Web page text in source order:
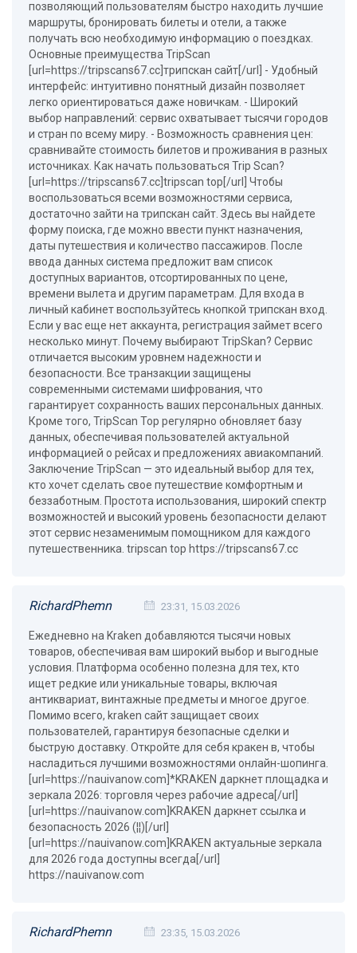
позволяющий пользователям быстро находить лучшие
маршруты, бронировать билеты и отели, а также
получать всю необходимую информацию о поездках.
Основные преимущества TripScan
[url=https://tripscans67.cc]трипскан сайт[/url] - Удобный
интерфейс: интуитивно понятный дизайн позволяет
легко ориентироваться даже новичкам. - Широкий
выбор направлений: сервис охватывает тысячи городов
и стран по всему миру. - Возможность сравнения цен:
сравнивайте стоимость билетов и проживания в разных
источниках. Как начать пользоваться Trip Scan?
[url=https://tripscans67.cc]tripscan top[/url] Чтобы
воспользоваться всеми возможностями сервиса,
достаточно зайти на трипскан сайт. Здесь вы найдете
форму поиска, где можно ввести пункт назначения,
даты путешествия и количество пассажиров. После
ввода данных система предложит вам список
доступных вариантов, отсортированных по цене,
времени вылета и другим параметрам. Для входа в
личный кабинет воспользуйтесь кнопкой трипскан вход.
Если у вас еще нет аккаунта, регистрация займет всего
несколько минут. Почему выбирают TripSkan? Сервис
отличается высоким уровнем надежности и
безопасности. Все транзакции защищены
современными системами шифрования, что
гарантирует сохранность ваших персональных данных.
Кроме того, TripScan Top регулярно обновляет базу
данных, обеспечивая пользователей актуальной
информацией о рейсах и предложениях авиакомпаний.
Заключение TripScan — это идеальный выбор для тех,
кто хочет сделать свое путешествие комфортным и
беззаботным. Простота использования, широкий спектр
возможностей и высокий уровень безопасности делают
этот сервис незаменимым помощником для каждого
путешественника. tripscan top https://tripscans67.cc
RichardPhemn 23:31, 15.03.2026
Ежедневно на Kraken добавляются тысячи новых
товаров, обеспечивая вам широкий выбор и выгодные
условия. Платформа особенно полезна для тех, кто
ищет редкие или уникальные товары, включая
антиквариат, винтажные предметы и многое другое.
Помимо всего, kraken сайт защищает своих
пользователей, гарантируя безопасные сделки и
быструю доставку. Откройте для себя кракен в, чтобы
насладиться лучшими возможностями онлайн-шопинга.
[url=https://nauivanow.com]*KRAKEN даркнет площадка и
зеркала 2026: торговля через рабочие адреса[/url]
[url=https://nauivanow.com]KRAKEN даркнет ссылка и
безопасность 2026 (¦¦)[/url]
[url=https://nauivanow.com]KRAKEN актуальные зеркала
для 2026 года доступны всегда[/url]
https://nauivanow.com
RichardPhemn 23:35, 15.03.2026